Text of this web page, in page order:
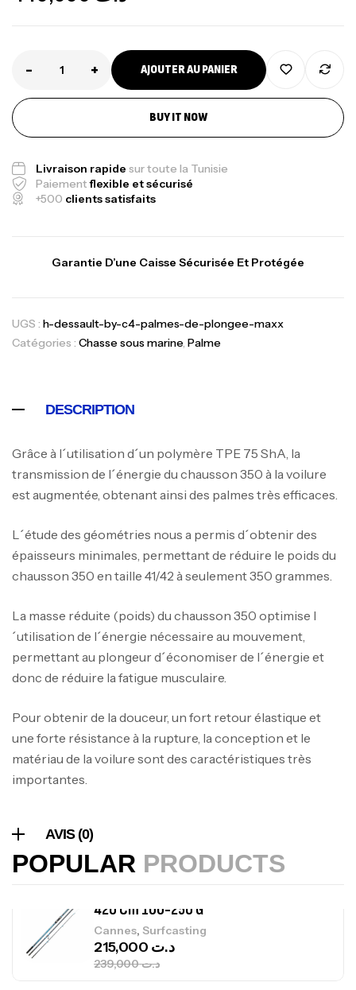
- + AJOUTER AU PANIER
BUY IT NOW
Livraison rapide sur toute la Tunisie
Paiementflexible et sécurisé
+500 clients satisfaits
Garantie D’une Caisse Sécurisée Et Protégée
UGS : h-dessault-by-c4-palmes-de-plongee-maxx
Catégories : Chasse sous marine, Palme
DESCRIPTION
Grâce à l´utilisation d´un polymère TPE 75 ShA, la
transmission de l´énergie du chausson 350 à la voilure
est augmentée, obtenant ainsi des palmes très efficaces.
L´étude des géométries nous a permis d´obtenir des
épaisseurs minimales, permettant de réduire le poids du
chausson 350 en taille 41/42 à seulement 350 grammes.
La masse réduite (poids) du chausson 350 optimise l
´utilisation de l´énergie nécessaire au mouvement,
permettant au plongeur d´économiser de l´énergie et
donc de réduire la fatigue musculaire.
Pour obtenir de la douceur, un fort retour élastique et
une forte résistance à la rupture, la conception et le
matériau de la voilure sont des caractéristiques très
importantes.
AVIS (0)
POPULAR PRODUCTS
Canne Jigging Sunset Massive Attack
1.83m 120/250gr 30kg
د.ت379,000
د.ت340,000
Foureau Kalli Kunnan Funda 1.70m
Bagagerie,Surfcasting
د.ت420,000
د.ت378,000
Accastillage bateau
د.ت367,000
420 Cm 100-250 G
Cannes, Surfcasting
د.ت239,000
د.ت